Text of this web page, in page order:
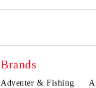
Brands
Adventer & Fishing